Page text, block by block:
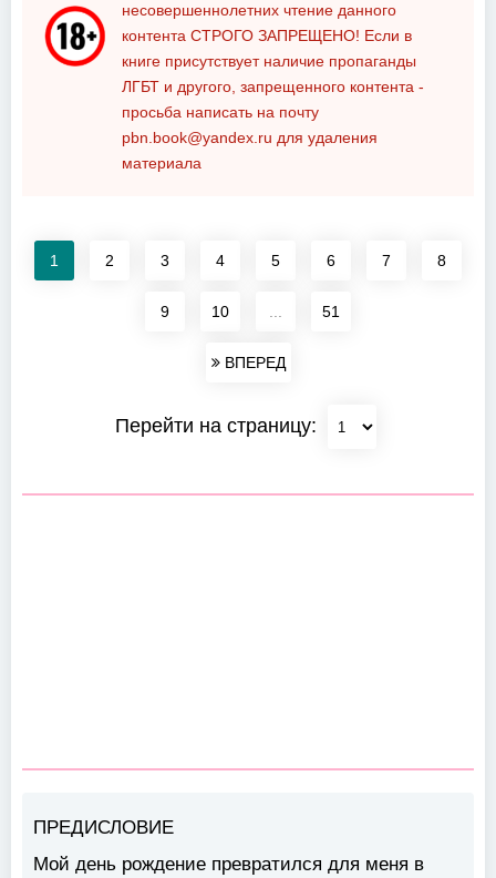
несовершеннолетних чтение данного
контента СТРОГО ЗАПРЕЩЕНО! Если в
книге присутствует наличие пропаганды
ЛГБТ и другого, запрещенного контента -
просьба написать на почту
pbn.book@yandex.ru для удаления
материала
1 2 3 4 5 6 7 8
9 10 ... 51
ВПЕРЕД
Перейти на страницу:
ПРЕДИСЛОВИЕ
Мой день рождение превратился для меня в